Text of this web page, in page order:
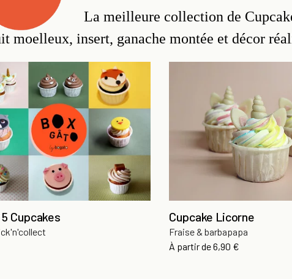
La meilleure collection de
moelleux, insert, ganache montée et décor
Cupcakes Cupcake Licorne
Fraise & barbapapa
À partir dePrix
6,90 €